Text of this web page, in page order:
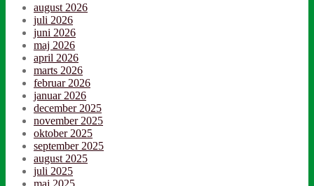
august 2026
juli 2026
juni 2026
maj 2026
april 2026
marts 2026
februar 2026
januar 2026
december 2025
november 2025
oktober 2025
september 2025
august 2025
juli 2025
maj 2025